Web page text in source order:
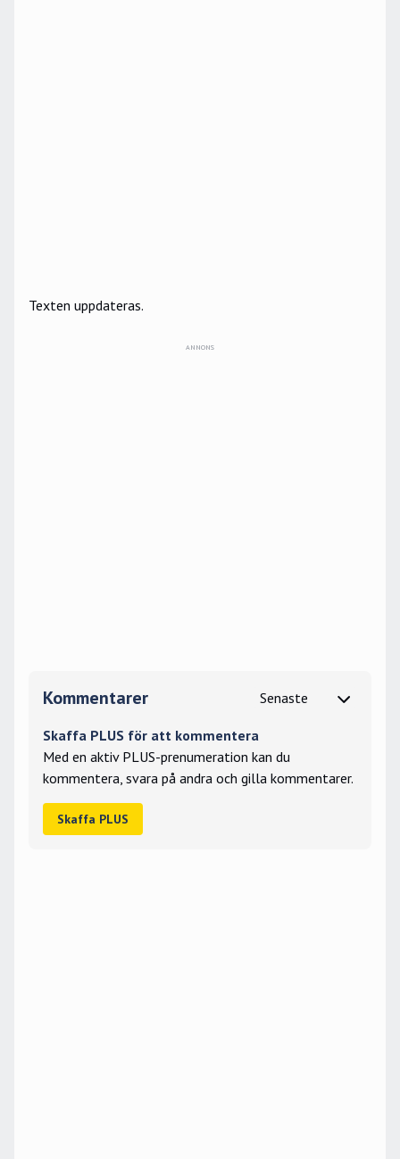
Texten uppdateras.
Kommentarer
Skaffa PLUS för att kommentera
Med en aktiv PLUS-prenumeration kan du
kommentera, svara på andra och gilla kommentarer.
Skaffa PLUS